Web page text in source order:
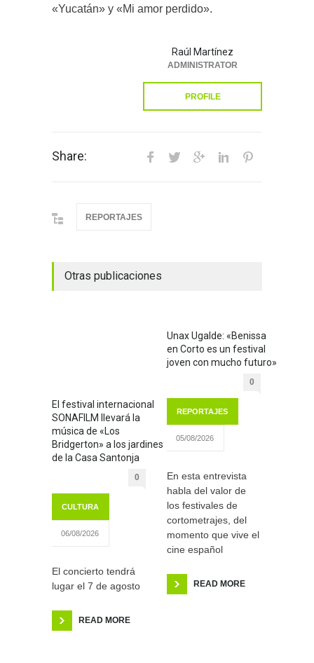
«Yucatán» y «Mi amor perdido».
Raúl Martínez
ADMINISTRATOR
PROFILE
Share:
REPORTAJES
Otras publicaciones
El festival internacional
SONAFILM llevará la
música de «Los
Bridgerton» a los jardines
de la Casa Santonja
0
CULTURA
06/08/2026
El concierto tendrá
lugar el 7 de agosto
READ MORE
Unax Ugalde: «Benissa
en Corto es un festival
joven con mucho futuro»
0
REPORTAJES
05/08/2026
En esta entrevista
habla del valor de
los festivales de
cortometrajes, del
momento que vive el
cine español
READ MORE